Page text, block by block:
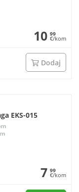
10 99
€/kom
Dodaj
EKS-015
7 99
€/kom